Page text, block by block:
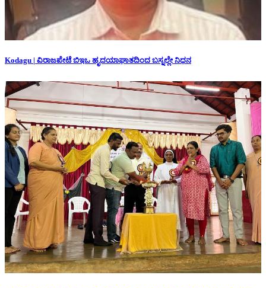
Kodagu | ವಿರಾಜಪೇಟೆ ಬಿಇಒ ಹೃದಯಾಘಾತದಿಂದ ಬಸ್ನಲ್ಲೇ ನಿಧನ